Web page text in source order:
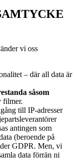
vi oss
– där all data är
såsom
filmer.
till IP-adresser
antingen som
(beroende på
GDPR. Men, vi
data förrän ni